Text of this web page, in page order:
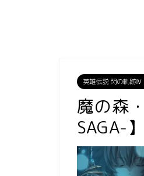
英雄伝説 閃の軌跡Ⅳ
魔の森
SAGA-】